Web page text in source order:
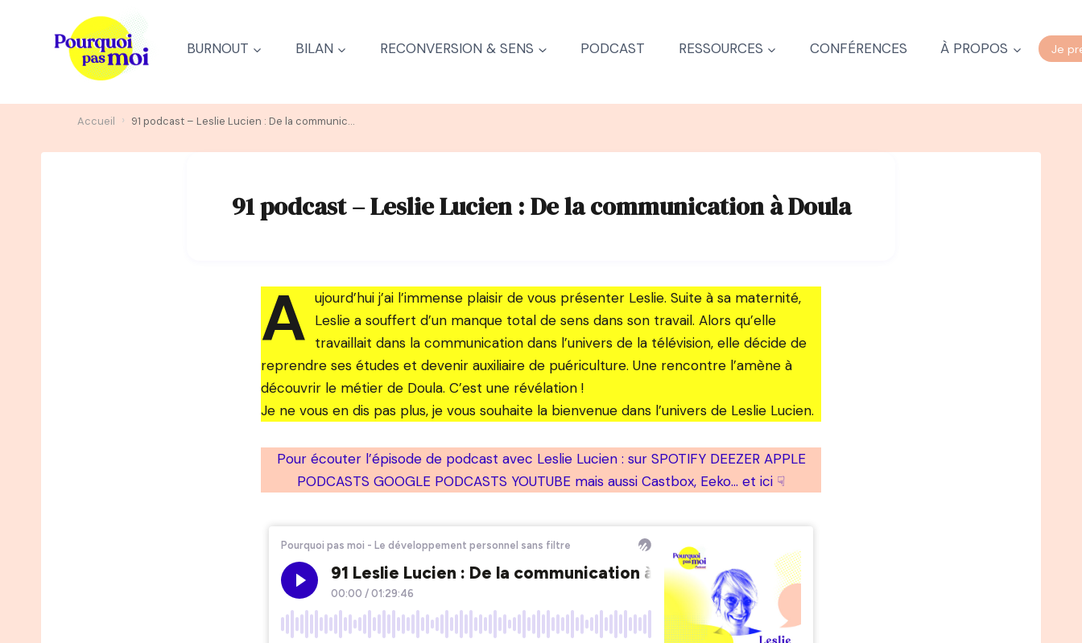
BURNOUT BILAN RECONVERSION & SENS PODCAST RESSOURCES CONFÉRENCES À PROPOS Je
Accueil › 91 podcast – Leslie Lucien : De la communication à Doula
91 podcast – Leslie Lucien : De la communication à Doula
A ujourd’hui j’ai l’immense plaisir de vous présenter Leslie. Suite à sa maternité,
Leslie a souffert d’un manque total de sens dans son travail. Alors qu’elle
travaillait dans la communication dans l’univers de la télévision, elle décide de
reprendre ses études et devenir auxiliaire de puériculture. Une rencontre l’amène à
découvrir le métier de Doula. C’est une révélation !
Je ne vous en dis pas plus, je vous souhaite la bienvenue dans l’univers de Leslie Lucien.
Pour écouter l’épisode de podcast avec Leslie Lucien : sur SPOTIFY DEEZER APPLE
PODCASTS GOOGLE PODCASTS YOUTUBE mais aussi Castbox, Eeko… et ici ☟